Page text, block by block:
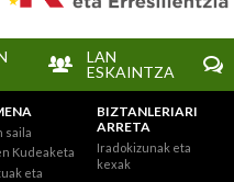
LAN
ESKAINTZA
saila
Kudeaketa
eta
BIZTANLERIARI
ARRETA
Iradokizunak eta
kexak